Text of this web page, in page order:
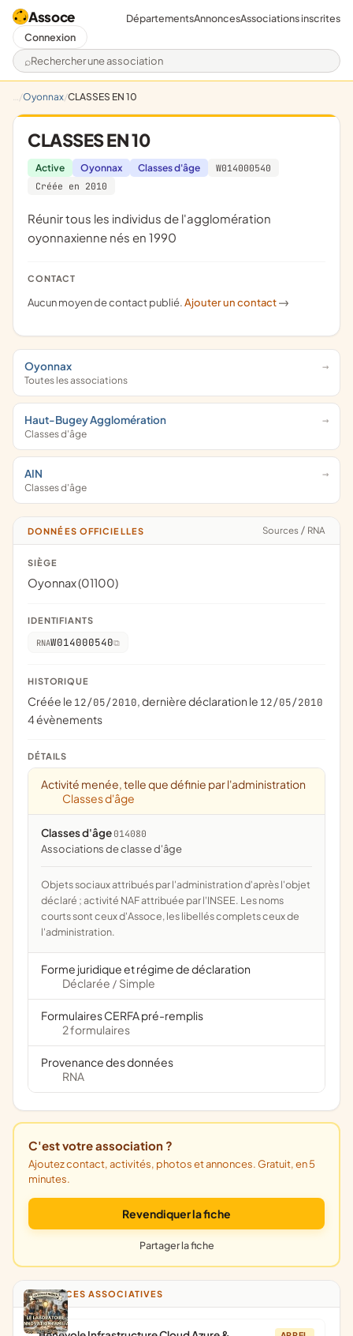
Assoce
Rechercher une association
DépartementsAnnoncesAssociations inscrites
Connexion
Oyonnax CLASSES EN 10
CLASSES EN 10
Active Oyonnax Classes d'âge
W014000540
Créée en 2010
réunir tous les individus de l'agglomération
oyonnaxienne nés en 1990
CONTACT
Aucun moyen de contact publié.Ajouter un contact ->
Oyonnax
Toutes les associations
Haut-Bugey Agglomération
Classes d'âge
AIN
Classes d'âge
DONNÉES OFFICIELLES Sources / RNA
SIÈGE
Oyonnax (01100)
IDENTIFIANTS
RNAW014000540
HISTORIQUE
Créée le 12/05/2010, dernière déclaration le 12/05/2010
4 évènements
DÉTAILS
Activité menée, telle que définie par l'administration
Classes d'âge
Classes d'âge 014080
associations de classe d'âge
Objets sociaux attribués par l'administration d'après l'objet
déclaré ; activité NAF attribuée par l'INSEE. Les noms
courts sont ceux d'Assoce, les libellés complets ceux de
l'administration.
Forme juridique et régime de déclaration
Déclarée / Simple
Formulaires CERFA pré-remplis
2 formulaires
Provenance des données
RNA
C'est votre association ?
Ajoutez contact, activités, photos et annonces. Gratuit, en 5
minutes.
Revendiquer la fiche
Partager la fiche
ANNONCES ASSOCIATIVES